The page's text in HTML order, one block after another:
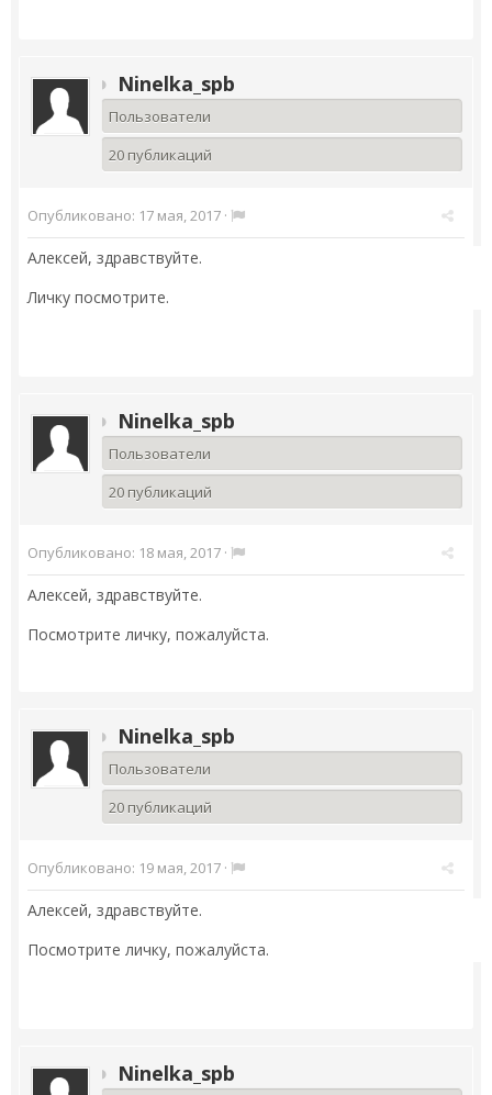
Ninelka_spb
Пользователи
20 публикаций
Опубликовано: 17 мая, 2017 ·
Алексей, здравствуйте.
Личку посмотрите.
Ninelka_spb
Пользователи
20 публикаций
Опубликовано: 18 мая, 2017 ·
Алексей, здравствуйте.
Посмотрите личку, пожалуйста.
Ninelka_spb
Пользователи
20 публикаций
Опубликовано: 19 мая, 2017 ·
Алексей, здравствуйте.
Посмотрите личку, пожалуйста.
Ninelka_spb